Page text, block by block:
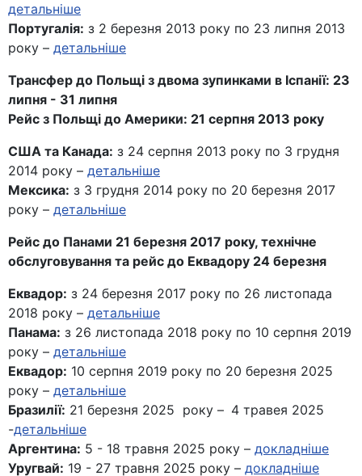
детальніше
Португалія: з 2 березня 2013 року по 23 липня 2013
року – детальніше
Трансфер до Польщі з двома зупинками в Іспанії: 23
липня - 31 липня
Рейс з Польщі до Америки: 21 серпня 2013 року
США та Канада: з 24 серпня 2013 року по 3 грудня
2014 року – детальніше
Мексика: з 3 грудня 2014 року по 20 березня 2017
року – детальніше
Рейс до Панами 21 березня 2017 року, технічне
обслуговування та рейс до Еквадору 24 березня
Еквадор: з 24 березня 2017 року по 26 листопада
2018 року – детальніше
Панама: з 26 листопада 2018 року по 10 серпня 2019
року – детальніше
Еквадор: 10 серпня 2019 року по 20 березня 2025
року – детальніше
Бразилії: 21 березня 2025 року – 4 травея 2025
-детальніше
Аргентина: 5 - 18 травня 2025 року – докладніше
Уругвай: 19 - 27 травня 2025 року – докладніше